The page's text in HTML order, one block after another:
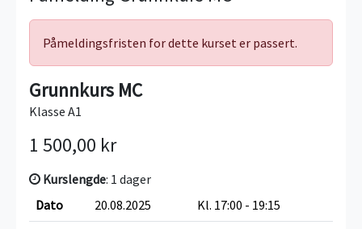
Påmeldingsfristen for dette kurset er passert.
Grunnkurs MC
Klasse A1
1 500,00 kr
Kurslengde: 1 dager
Dato
20.08.2025 Kl. 17:00 - 19:15